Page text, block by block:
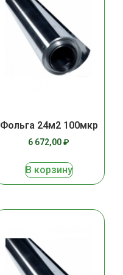
Фольга 24м2 100мкр
6 672,00₽
В корзину